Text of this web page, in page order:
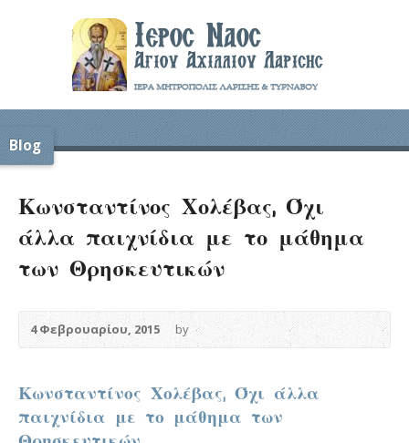
Blog
Κωνσταντίνος Χολέβας, Όχι
άλλα παιχνίδια με το μάθημα
των Θρησκευτικών
4 Φεβρουαρίου, 2015 by
Κωνσταντίνος Χολέβας, Όχι άλλα
παιχνίδια με το μάθημα των